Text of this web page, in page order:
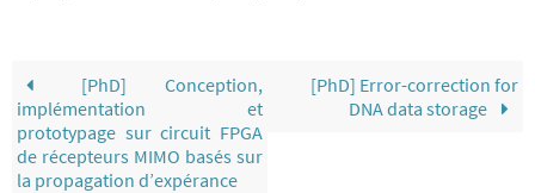
[PhD] Conception,
implémentation et
prototypage sur circuit FPGA
de récepteurs MIMO basés sur
la propagation d’expérance
[PhD] Error-correction for
DNA data storage